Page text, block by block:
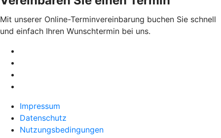
Mit unserer Online-Terminvereinbarung buchen Sie schnell
und einfach Ihren Wunschtermin bei uns.
Impressum
Datenschutz
Nutzungsbedingungen